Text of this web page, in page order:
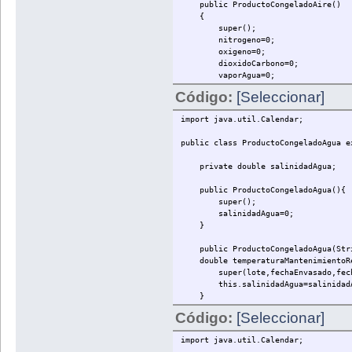
}
public ProductoCongeladoAire()
{
super();
nitrogeno=0;
oxigeno=0;
dioxidoCarbono=0;
vaporAgua=0;
}
public
double
this.nitrogeno=nitrogeno;
}
public void setNitrogeno(double
this.nitrogeno =nitrogeno;
public void setOxigeno(double
this.oxigeno =oxigeno;
public void
this.dioxidoCarbono
}
Código: [Seleccionar]
import java.util.Calendar;
public class ProductoCongeladoAgua
private double salinidadAgua;
public ProductoCongeladoAgua(){
super();
salinidadAgua=0;
}
public
double
}
public void
}
Código: [Seleccionar]
import java.util.Calendar;